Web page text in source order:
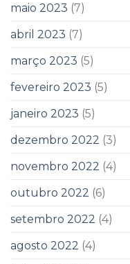
maio 2023 (7)
abril 2023 (7)
março 2023 (5)
fevereiro 2023 (5)
janeiro 2023 (5)
dezembro 2022 (3)
novembro 2022 (4)
outubro 2022 (6)
setembro 2022 (4)
agosto 2022 (4)